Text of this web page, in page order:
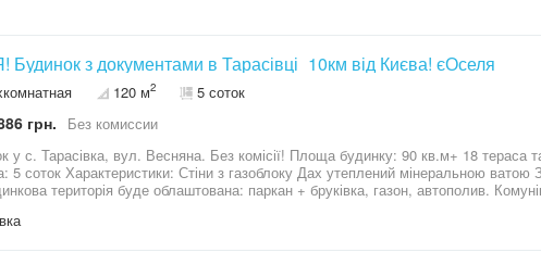
Будинок з документами в Тарасівці_10км від Києва! єОселя
120 м2 5 соток
грн.
Без комиссии
вул. Весняна. Без комісії! Площа будинку: 90 кв.м+ 18 тераса та 25 кв.м мансарда додатково
мінеральною ватою Зовнішнє утеплення пінопластом
територія буде облаштована: паркан + бруківка, газон, автополив. Комунікації Електрика — 17 кВт
лазерна стяжка. Локація Будинок знаходиться лише за 500 м від головної дороги до Києва.